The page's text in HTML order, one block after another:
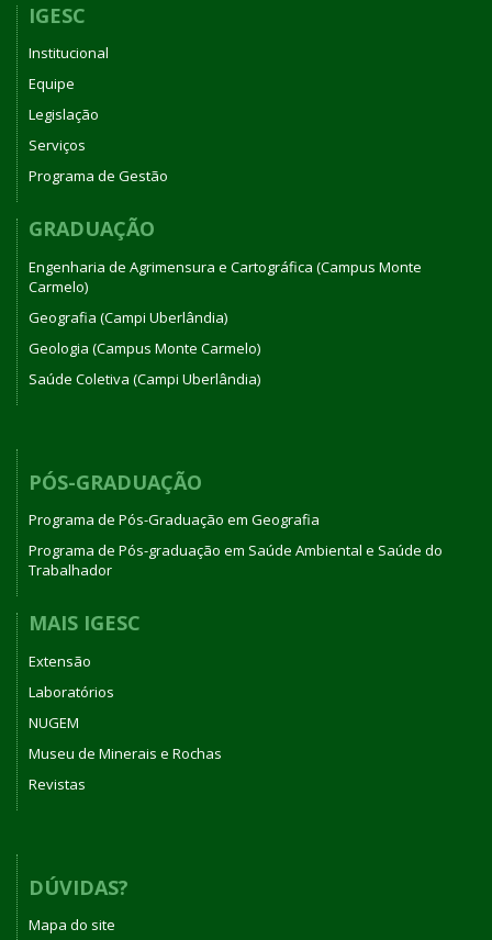
IGESC
Institucional
Equipe
Legislação
Serviços
Programa de Gestão
GRADUAÇÃO
Engenharia de Agrimensura e Cartográfica (Campus Monte
Carmelo)
Geografia (Campi Uberlândia)
Geologia (Campus Monte Carmelo)
Saúde Coletiva (Campi Uberlândia)
PÓS-GRADUAÇÃO
Programa de Pós-Graduação em Geografia
Programa de Pós-graduação em Saúde Ambiental e Saúde do
Trabalhador
MAIS IGESC
Extensão
Laboratórios
NUGEM
Museu de Minerais e Rochas
Revistas
DÚVIDAS?
Mapa do site